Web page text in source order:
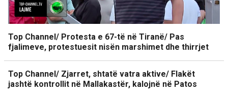
Top Channel/ Protesta e 67-të në Tiranë/ Pas
fjalimeve, protestuesit nisën marshimet dhe thirrjet
Top Channel/ Zjarret, shtatë vatra aktive/ Flakët
jashtë kontrollit në Mallakastër, kalojnë në Patos